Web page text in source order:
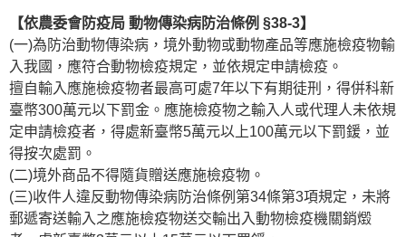
【依農委會防疫局 動物傳染病防治條例 §38-3】
(一)為防治動物傳染病，境外動物或動物產品等應施檢疫物輸
入我國，應符合動物檢疫規定，並依規定申請檢疫。
擅自輸入應施檢疫物者最高可處7年以下有期徒刑，得併科新
臺幣300萬元以下罰金。應施檢疫物之輸入人或代理人未依規
定申請檢疫者，得處新臺幣5萬元以上100萬元以下罰鍰，並
得按次處罰。
(二)境外商品不得隨貨贈送應施檢疫物。
(三)收件人違反動物傳染病防治條例第34條第3項規定，未將
郵遞寄送輸入之應施檢疫物送交輸出入動物檢疫機關銷燬